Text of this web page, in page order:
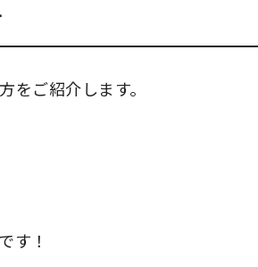
をご紹介します。
です！